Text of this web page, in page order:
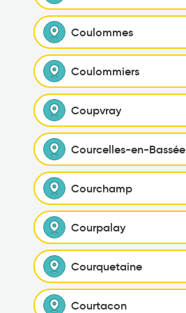
Coulommes
Coulommiers
Coupvray
Courcelles-en-Bassée
Courchamp
Courpalay
Courquetaine
Courtacon